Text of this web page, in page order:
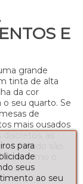
E
grande
tinta de alta
da cor
seu quarto. Se
de
mais ousados
forjado são
como o
para
seus
ao seu